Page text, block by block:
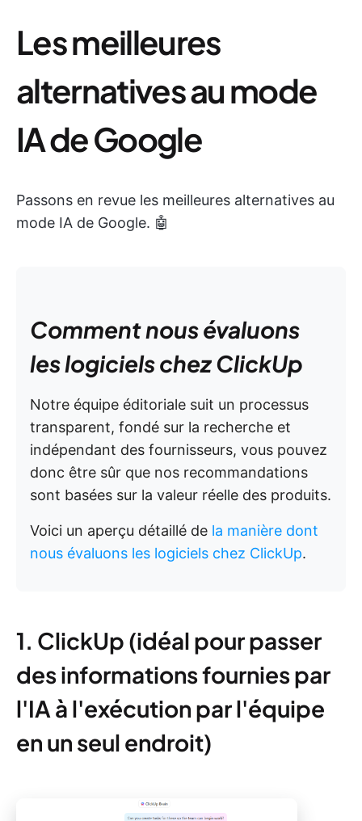
Les meilleures
alternatives au mode
IA de Google
Passons en revue les meilleures alternatives au
mode IA de Google. 🤖
Comment nous évaluons
les logiciels chez ClickUp
Notre équipe éditoriale suit un processus
transparent, fondé sur la recherche et
indépendant des fournisseurs, vous pouvez
donc être sûr que nos recommandations
sont basées sur la valeur réelle des produits.
Voici un aperçu détaillé de la manière dont
nous évaluons les logiciels chez ClickUp.
1. ClickUp (idéal pour passer
des informations fournies par
l'IA à l'exécution par l'équipe
en un seul endroit)